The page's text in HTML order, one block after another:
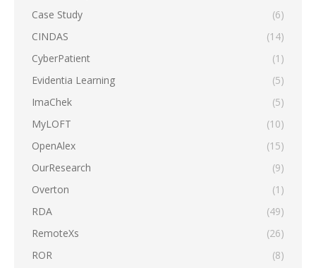
Case Study
(6)
CINDAS
(14)
CyberPatient
(1)
Evidentia Learning
(5)
ImaChek
(5)
MyLOFT
(10)
OpenAlex
(15)
OurResearch
(9)
Overton
(1)
RDA
(49)
RemoteXs
(26)
ROR
(8)